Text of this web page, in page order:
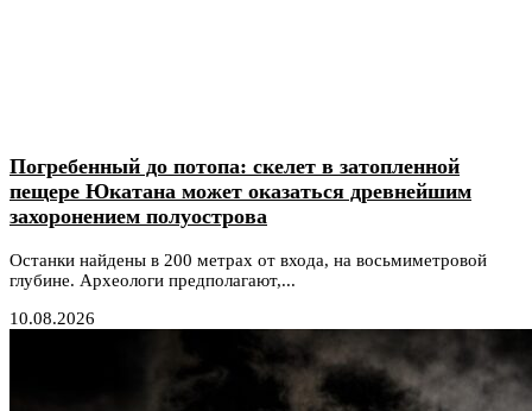
Погребенный до потопа: скелет в затопленной
пещере Юкатана может оказаться древнейшим
захоронением полуострова
Останки найдены в 200 метрах от входа, на восьмиметровой
глубине. Археологи предполагают,...
10.08.2026